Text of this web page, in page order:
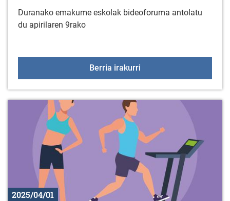
Duranako emakume eskolak bideoforuma antolatu
du apirilaren 9rako
Berria irakurri
2025/04/01